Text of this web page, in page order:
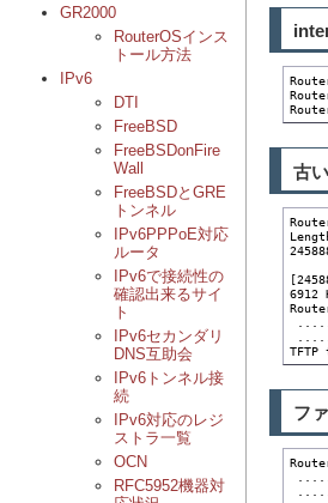
GR2000
RouterOSインス
トール方法
IPv6
DTI
FreeBSD
FreeBSDonFire
Wall
FreeBSDとGRE
トンネル
IPv6PPPoE対応
ルータ
IPv6で接続性の
確認出来るサイ
ト
IPv6セカンダリ
DNS互助会
IPv6トンネル接
続
IPv6対応のレジ
ストラ一覧
OCN
RFC5952機器対
古
6912
フ